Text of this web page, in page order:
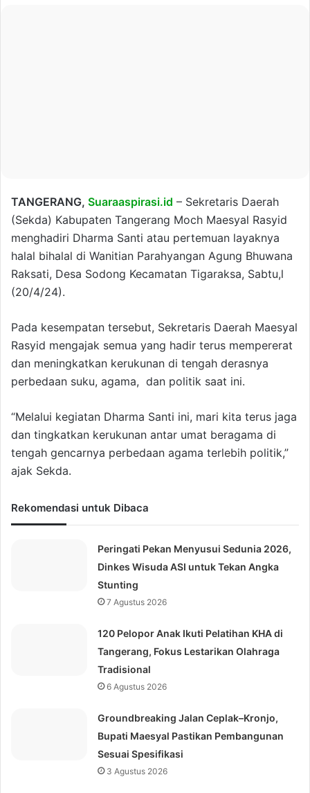
TANGERANG, Suaraaspirasi.id – Sekretaris Daerah
(Sekda) Kabupaten Tangerang Moch Maesyal Rasyid
menghadiri Dharma Santi atau pertemuan layaknya
halal bihalal di Wanitian Parahyangan Agung Bhuwana
Raksati, Desa Sodong Kecamatan Tigaraksa, Sabtu,l
(20/4/24).
Pada kesempatan tersebut, Sekretaris Daerah Maesyal
Rasyid mengajak semua yang hadir terus mempererat
dan meningkatkan kerukunan di tengah derasnya
perbedaan suku, agama, dan politik saat ini.
“Melalui kegiatan Dharma Santi ini, mari kita terus jaga
dan tingkatkan kerukunan antar umat beragama di
tengah gencarnya perbedaan agama terlebih politik,”
ajak Sekda.
Rekomendasi untuk Dibaca
Peringati Pekan Menyusui Sedunia 2026,
Dinkes Wisuda ASI untuk Tekan Angka
Stunting
7 Agustus 2026
120 Pelopor Anak Ikuti Pelatihan KHA di
Tangerang, Fokus Lestarikan Olahraga
Tradisional
6 Agustus 2026
Groundbreaking Jalan Ceplak–Kronjo,
Bupati Maesyal Pastikan Pembangunan
Sesuai Spesifikasi
3 Agustus 2026